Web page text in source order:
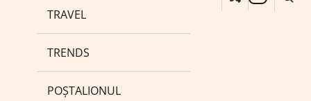
TRAVEL
TRENDS
POȘTALIONUL